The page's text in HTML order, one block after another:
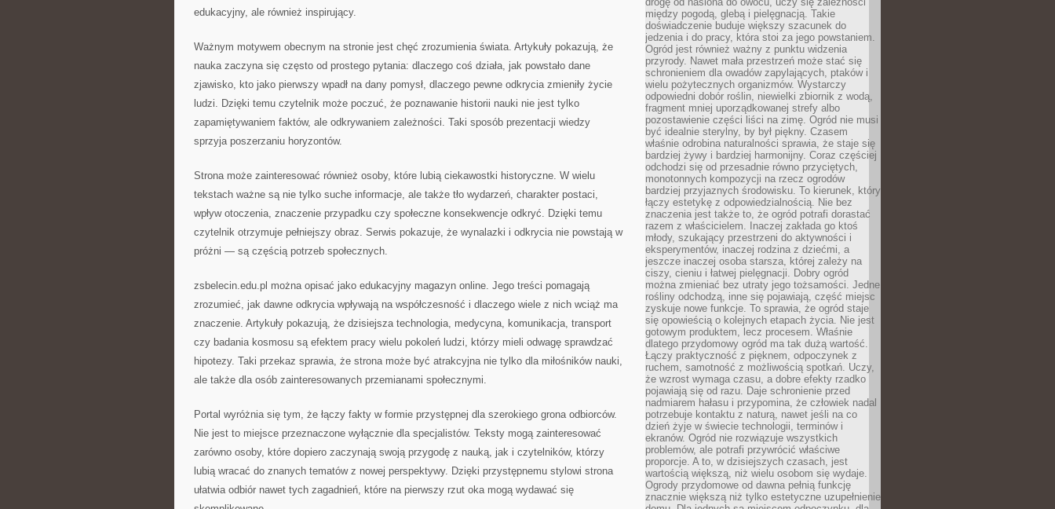
edukacyjny, ale również inspirujący.
Ważnym motywem obecnym na stronie jest chęć zrozumienia świata. Artykuły pokazują, że
nauka zaczyna się często od prostego pytania: dlaczego coś działa, jak powstało dane
zjawisko, kto jako pierwszy wpadł na dany pomysł, dlaczego pewne odkrycia zmieniły życie
ludzi. Dzięki temu czytelnik może poczuć, że poznawanie historii nauki nie jest tylko
zapamiętywaniem faktów, ale odkrywaniem zależności. Taki sposób prezentacji wiedzy
sprzyja poszerzaniu horyzontów.
Strona może zainteresować również osoby, które lubią ciekawostki historyczne. W wielu
tekstach ważne są nie tylko suche informacje, ale także tło wydarzeń, charakter postaci,
wpływ otoczenia, znaczenie przypadku czy społeczne konsekwencje odkryć. Dzięki temu
czytelnik otrzymuje pełniejszy obraz. Serwis pokazuje, że wynalazki i odkrycia nie powstają w
próżni — są częścią potrzeb społecznych.
zsbelecin.edu.pl można opisać jako edukacyjny magazyn online. Jego treści pomagają
zrozumieć, jak dawne odkrycia wpływają na współczesność i dlaczego wiele z nich wciąż ma
znaczenie. Artykuły pokazują, że dzisiejsza technologia, medycyna, komunikacja, transport
czy badania kosmosu są efektem pracy wielu pokoleń ludzi, którzy mieli odwagę sprawdzać
hipotezy. Taki przekaz sprawia, że strona może być atrakcyjna nie tylko dla miłośników nauki,
ale także dla osób zainteresowanych przemianami społecznymi.
Portal wyróżnia się tym, że łączy fakty w formie przystępnej dla szerokiego grona odbiorców.
Nie jest to miejsce przeznaczone wyłącznie dla specjalistów. Teksty mogą zainteresować
zarówno osoby, które dopiero zaczynają swoją przygodę z nauką, jak i czytelników, którzy
lubią wracać do znanych tematów z nowej perspektywy. Dzięki przystępnemu stylowi strona
ułatwia odbiór nawet tych zagadnień, które na pierwszy rzut oka mogą wydawać się
między pogodą, glebą i pielęgnacją. Takie
doświadczenie buduje większy szacunek do
jedzenia i do pracy, która stoi za jego powstaniem.
Ogród jest również ważny z punktu widzenia
przyrody. Nawet mała przestrzeń może stać się
schronieniem dla owadów zapylających, ptaków i
wielu pożytecznych organizmów. Wystarczy
odpowiedni dobór roślin, niewielki zbiornik z wodą,
fragment mniej uporządkowanej strefy albo
pozostawienie części liści na zimę. Ogród nie musi
być idealnie sterylny, by był piękny. Czasem
właśnie odrobina naturalności sprawia, że staje się
bardziej żywy i bardziej harmonijny. Coraz częściej
odchodzi się od przesadnie równo przyciętych,
monotonnych kompozycji na rzecz ogrodów
bardziej przyjaznych środowisku. To kierunek, który
łączy estetykę z odpowiedzialnością. Nie bez
znaczenia jest także to, że ogród potrafi dorastać
razem z właścicielem. Inaczej zakłada go ktoś
młody, szukający przestrzeni do aktywności i
eksperymentów, inaczej rodzina z dziećmi, a
jeszcze inaczej osoba starsza, której zależy na
ciszy, cieniu i łatwej pielęgnacji. Dobry ogród
można zmieniać bez utraty jego tożsamości. Jedne
rośliny odchodzą, inne się pojawiają, część miejsc
zyskuje nowe funkcje. To sprawia, że ogród staje
się opowieścią o kolejnych etapach życia. Nie jest
gotowym produktem, lecz procesem. Właśnie
dlatego przydomowy ogród ma tak dużą wartość.
Łączy praktyczność z pięknem, odpoczynek z
ruchem, samotność z możliwością spotkań. Uczy,
że wzrost wymaga czasu, a dobre efekty rzadko
pojawiają się od razu. Daje schronienie przed
nadmiarem hałasu i przypomina, że człowiek nadal
potrzebuje kontaktu z naturą, nawet jeśli na co
dzień żyje w świecie technologii, terminów i
ekranów. Ogród nie rozwiązuje wszystkich
problemów, ale potrafi przywrócić właściwe
proporcje. A to, w dzisiejszych czasach, jest
wartością większą, niż wielu osobom się wydaje.
Ogrody przydomowe od dawna pełnią funkcję
znacznie większą niż tylko estetyczne uzupełnienie